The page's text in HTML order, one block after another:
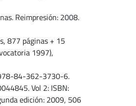
Reimpresión: 2008.
877 páginas + 15
1997),
978-84-362-3730-6.
Vol 2: ISBN:
edición: 2009, 506